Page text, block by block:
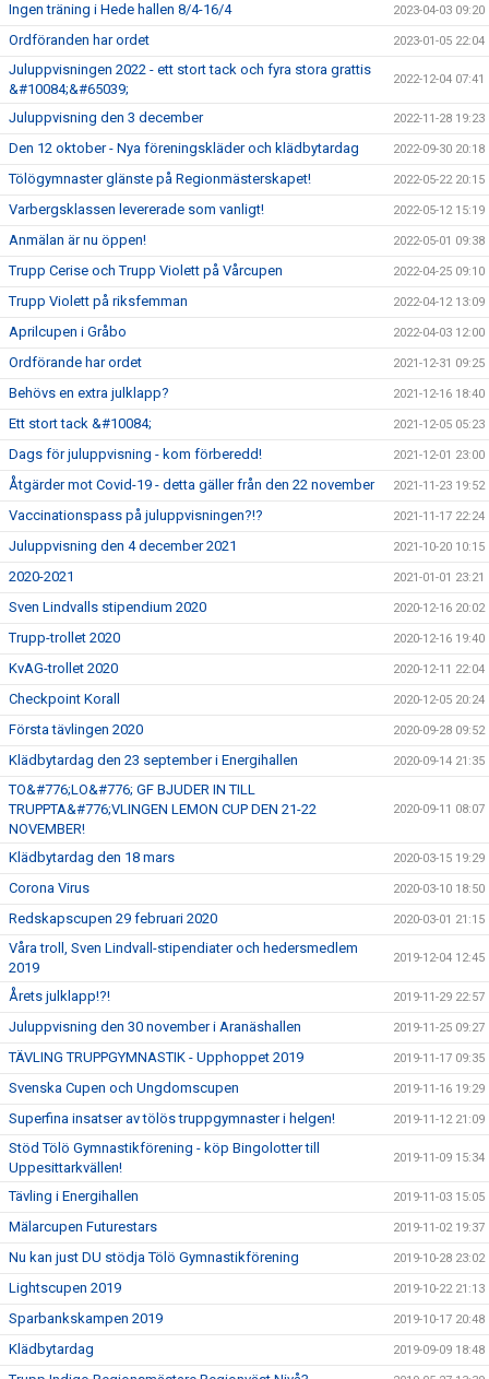
Ingen träning i Hede hallen 8/4-16/4 2023-04-03 09:20
Ordföranden har ordet 2023-01-05 22:04
Juluppvisningen 2022 - ett stort tack och fyra stora grattis
&#10084;&#65039;
2022-12-04 07:41
Juluppvisning den 3 december 2022-11-28 19:23
Den 12 oktober - Nya föreningskläder och klädbytardag 2022-09-30 20:18
Tölögymnaster glänste på Regionmästerskapet! 2022-05-22 20:15
Varbergsklassen levererade som vanligt! 2022-05-12 15:19
Anmälan är nu öppen! 2022-05-01 09:38
Trupp Cerise och Trupp Violett på Vårcupen 2022-04-25 09:10
Trupp Violett på riksfemman 2022-04-12 13:09
Aprilcupen i Gråbo 2022-04-03 12:00
Ordförande har ordet 2021-12-31 09:25
Behövs en extra julklapp? 2021-12-16 18:40
Ett stort tack &#10084; 2021-12-05 05:23
Dags för juluppvisning - kom förberedd! 2021-12-01 23:00
Åtgärder mot Covid-19 - detta gäller från den 22 november 2021-11-23 19:52
Vaccinationspass på juluppvisningen?!? 2021-11-17 22:24
Juluppvisning den 4 december 2021 2021-10-20 10:15
2020-2021 2021-01-01 23:21
Sven Lindvalls stipendium 2020 2020-12-16 20:02
Trupp-trollet 2020 2020-12-16 19:40
KvAG-trollet 2020 2020-12-11 22:04
Checkpoint Korall 2020-12-05 20:24
Första tävlingen 2020 2020-09-28 09:52
Klädbytardag den 23 september i Energihallen 2020-09-14 21:35
TO&#776;LO&#776; GF BJUDER IN TILL
TRUPPTA&#776;VLINGEN LEMON CUP DEN 21-22
NOVEMBER!
2020-09-11 08:07
Klädbytardag den 18 mars 2020-03-15 19:29
Corona Virus 2020-03-10 18:50
Redskapscupen 29 februari 2020 2020-03-01 21:15
Våra troll, Sven Lindvall-stipendiater och hedersmedlem
2019
2019-12-04 12:45
Årets julklapp!?! 2019-11-29 22:57
Juluppvisning den 30 november i Aranäshallen 2019-11-25 09:27
TÄVLING TRUPPGYMNASTIK - Upphoppet 2019 2019-11-17 09:35
Svenska Cupen och Ungdomscupen 2019-11-16 19:29
Superfina insatser av tölös truppgymnaster i helgen! 2019-11-12 21:09
Stöd Tölö Gymnastikförening - köp Bingolotter till
Uppesittarkvällen!
2019-11-09 15:34
Tävling i Energihallen 2019-11-03 15:05
Mälarcupen Futurestars 2019-11-02 19:37
Nu kan just DU stödja Tölö Gymnastikförening 2019-10-28 23:02
Lightscupen 2019 2019-10-22 21:13
Sparbankskampen 2019 2019-10-17 20:48
Klädbytardag 2019-09-09 18:48